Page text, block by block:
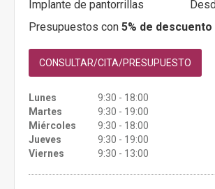
Implante de pantorrillas
Presupuestos con 5% de descuento
CONSULTAR/CITA/PRESUPUESTO
Lunes
9:30 - 18:00
Martes
9:30 - 19:00
Miércoles
9:30 - 18:00
Jueves
9:30 - 19:00
Viernes
9:30 - 13:00